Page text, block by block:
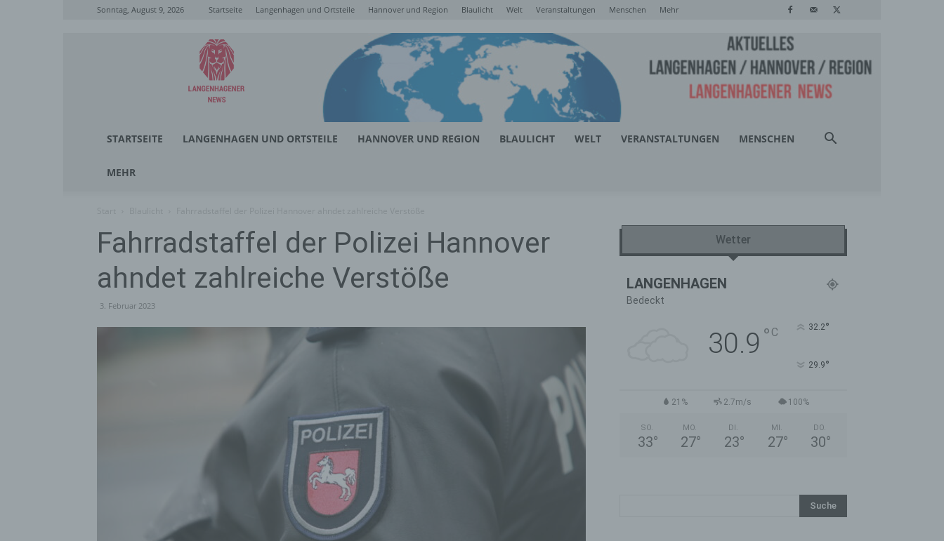
Sonntag, August 9, 2026 Startseite Langenhagen und Ortsteile Hannover und Region Blaulicht Welt Veranstaltungen Menschen Mehr
Langenhagener
News
STARTSEITE LANGENHAGEN UND ORTSTEILE HANNOVER UND REGION BLAULICHT WELT VERANSTALTUNGEN MENSCHEN
MEHR
Fahrradstaffel der Polizei Hannover
ahndet zahlreiche Verstöße
3. Februar 2023
Wetter
LANGENHAGEN
Bedeckt
30.9 ° C 32.2°
29.9°
21% 2.7m/s 100%
SO.
33°
MO.
27°
DI.
23°
MI.
27°
DO.
30°